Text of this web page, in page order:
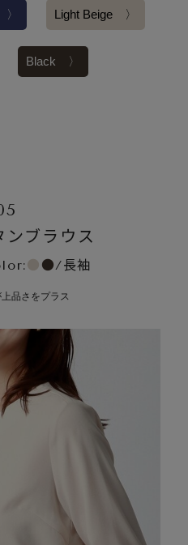
Light Beige 〉
Black 〉
ンブラウス
● ●/長袖
品さをプラス